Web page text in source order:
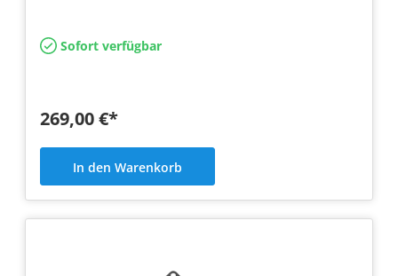
Sofort verfügbar
269,00 €*
In den Warenkorb